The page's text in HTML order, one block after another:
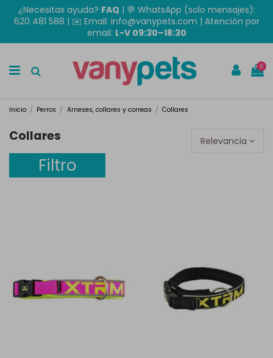
¿Necesitas ayuda? FAQ | 💬 WhatsApp (solo mensajes):
620 481 588 | ✉️ Email: info@vanypets.com | Atención por
email: L-V 09:30–18:30
0
Inicio Perros Arneses, collares y correas Collares
Collares Relevancia
Filtro